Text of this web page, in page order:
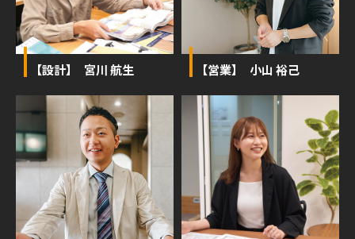
【設計】 宮川 航生 【営業】 小山 裕己